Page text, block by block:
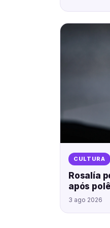
CULTURA
Rosalía
após
3 ago 2026